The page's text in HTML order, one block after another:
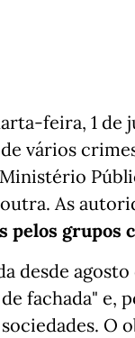
feira, 1
vários
outra. As
grupos
desde agosto
fachada" e,
O